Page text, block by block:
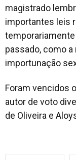
magistrado
importantes leis
temporariamente
passado, como
importunação
Foram vencidos
autor de voto
de Oliveira e